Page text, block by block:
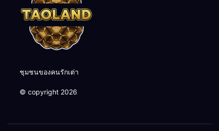
ชุมชนของคนรักเต่า
© copyright 2026